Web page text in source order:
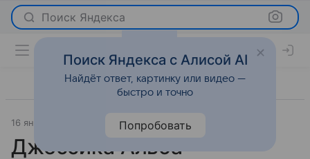
Поиск Яндекса
16 января 2025 Psychologies.ru Отношения
Джессика Альба
Поиск Яндекса с Алисой AI
Найдёт ответ, картинку или видео —
быстро и точно
Попробовать